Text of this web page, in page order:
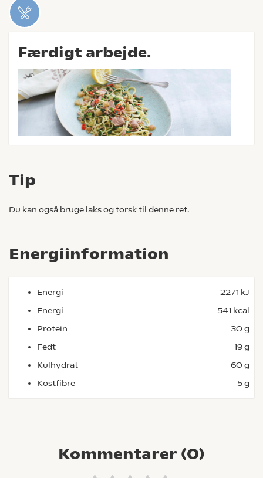
Færdigt arbejde.
Tip
Du kan også bruge laks og torsk til denne ret.
Energiinformation
Energi
2271 kJ
Energi
541 kcal
Protein
30 g
Fedt
19 g
Kulhydrat
60 g
Kostfibre
5 g
Kommentarer (0)